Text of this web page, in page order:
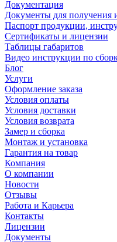
Документация
Документы для получения
Паспорт продукции,
Сертификаты и лицензии
Таблицы габаритов
Видео инструкции по
Блог
Услуги
Оформление заказа
Условия оплаты
Условия доставки
Условия возврата
Замер и сборка
Монтаж и установка
Гарантия на товар
Компания
О компании
Новости
Отзывы
Работа и Карьера
Контакты
Лицензии
Документы